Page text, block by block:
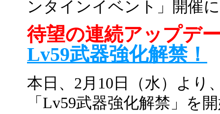
ンタインイベント」開催
待望の連続アップデ
Lv59武器強化解禁！
本日、2月10日（水）より
「Lv59武器強化解禁」を